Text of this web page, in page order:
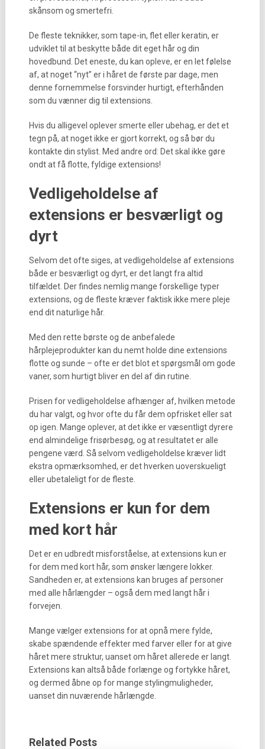
skånsom og smertefri.
De fleste teknikker, som tape-in, flet eller keratin, er
udviklet til at beskytte både dit eget hår og din
hovedbund. Det eneste, du kan opleve, er en let følelse
af, at noget “nyt” er i håret de første par dage, men
denne fornemmelse forsvinder hurtigt, efterhånden
som du vænner dig til extensions.
Hvis du alligevel oplever smerte eller ubehag, er det et
tegn på, at noget ikke er gjort korrekt, og så bør du
kontakte din stylist. Med andre ord: Det skal ikke gøre
ondt at få flotte, fyldige extensions!
Vedligeholdelse af
extensions er besværligt og
dyrt
Selvom det ofte siges, at vedligeholdelse af extensions
både er besværligt og dyrt, er det langt fra altid
tilfældet. Der findes nemlig mange forskellige typer
extensions, og de fleste kræver faktisk ikke mere pleje
end dit naturlige hår.
Med den rette børste og de anbefalede
hårplejeprodukter kan du nemt holde dine extensions
flotte og sunde – ofte er det blot et spørgsmål om gode
vaner, som hurtigt bliver en del af din rutine.
Prisen for vedligeholdelse afhænger af, hvilken metode
du har valgt, og hvor ofte du får dem opfrisket eller sat
op igen. Mange oplever, at det ikke er væsentligt dyrere
end almindelige frisørbesøg, og at resultatet er alle
pengene værd. Så selvom vedligeholdelse kræver lidt
ekstra opmærksomhed, er det hverken uoverskueligt
eller ubetaleligt for de fleste.
Extensions er kun for dem
med kort hår
Det er en udbredt misforståelse, at extensions kun er
for dem med kort hår, som ønsker længere lokker.
Sandheden er, at extensions kan bruges af personer
med alle hårlængder – også dem med langt hår i
forvejen.
Mange vælger extensions for at opnå mere fylde,
skabe spændende effekter med farver eller for at give
håret mere struktur, uanset om håret allerede er langt.
Extensions kan altså både forlænge og fortykke håret,
og dermed åbne op for mange stylingmuligheder,
uanset din nuværende hårlængde.
Related Posts